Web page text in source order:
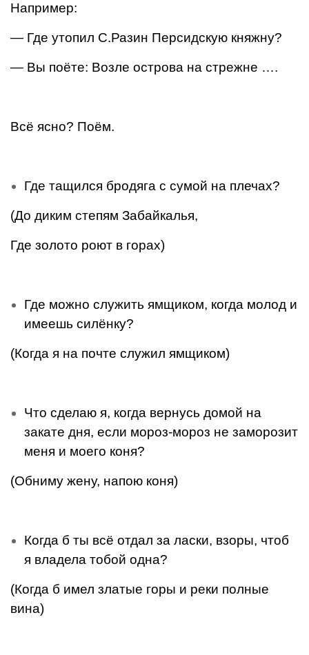
Например:
— Где утопил С.Разин Персидскую княжну?
— Вы поёте: Возле острова на стрежне ….
Всё ясно? Поём.
Где тащился бродяга с сумой на плечах?
(До диким степям Забайкалья,
Где золото роют в горах)
Где можно служить ямщиком, когда молод и
имеешь силёнку?
(Когда я на почте служил ямщиком)
Что сделаю я, когда вернусь домой на
закате дня, если мороз-мороз не заморозит
меня и моего коня?
(Обниму жену, напою коня)
Когда б ты всё отдал за ласки, взоры, чтоб
я владела тобой одна?
(Когда б имел златые горы и реки полные
вина)